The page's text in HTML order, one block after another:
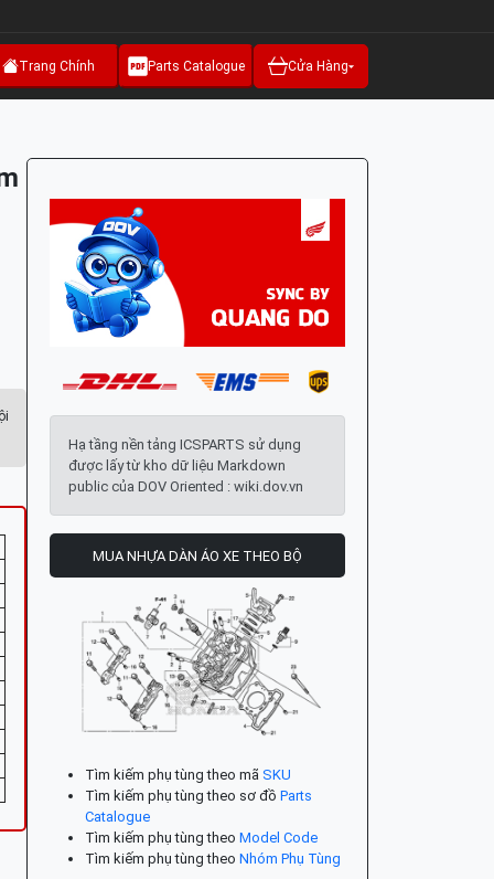
Trang Chính Parts Catalogue Cửa Hàng
Hạ tầng nền tảng ICSPARTS sử dụng
được lấy từ kho dữ liệu Markdown
public của DOV Oriented : wiki.dov.vn
MUA NHỰA DÀN ÁO XE THEO BỘ
Tìm kiếm phụ tùng theo mã SKU
Tìm kiếm phụ tùng theo sơ đồ Parts
Catalogue
Tìm kiếm phụ tùng theo Model Code
Tìm kiếm phụ tùng theo Nhóm Phụ Tùng